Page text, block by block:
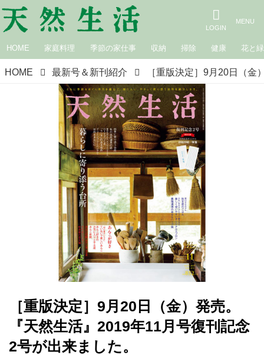
HOME 家庭料理 季節の家仕事 収納 掃除 健康 花と緑
HOME 最新号＆新刊紹介
［重版決定］9月20日（金）発売。
『天然生活』2019年11月号復刊記念
2号が出来ました。